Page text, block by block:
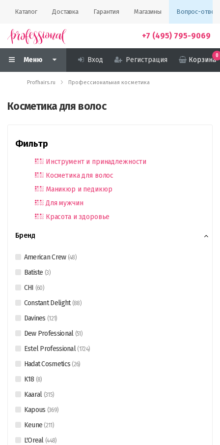
Каталог Доставка Гарантия Магазины Вопрос-ответ
+7 (495) 795-9069
Меню Вход Регистрация Корзина
0
Profhairs.ru Профессиональная косметика
Косметика для волос
Фильтр
Инструмент и принадлежности
Косметика для волос
Маникюр и педикюр
Для мужчин
Красота и здоровье
Бренд
American Crew (48)
Batiste (3)
CHI (60)
Constant Delight (88)
Davines (121)
Dew Professional (51 )
Estel Professional (1724)
Hadat Cosmetics (26)
K18 (8)
Kaaral (315)
Kapous (369)
Keune (211 )
L'Oreal (448)